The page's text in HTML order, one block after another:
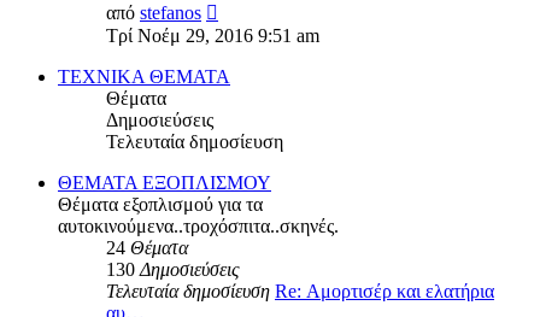
από stefanos
της
δημοσίευσης
Τρί Νοέμ 29, 2016 9:51 am
ΤΕΧΝΙΚΑ ΘΕΜΑΤΑ
Θέματα
Δημοσιεύσεις
Τελευταία δημοσίευση
ΘΕΜΑΤΑ ΕΞΟΠΛΙΣΜΟΥ
Θέματα εξοπλισμού για τα
αυτοκινούμενα..τροχόσπιτα..σκηνές.
24 Θέματα
130Δημοσιεύσεις
Τελευταία δημοσίευση Re: Αμορτισέρ και ελατήρια